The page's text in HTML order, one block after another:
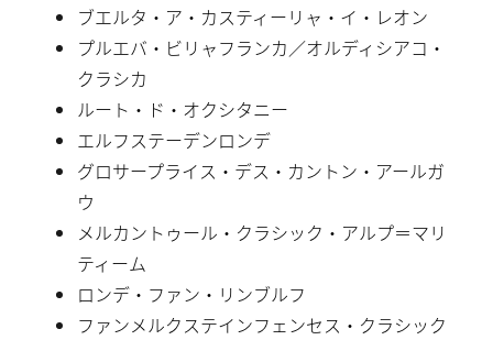
ブエルタ・ア・カスティーリャ・イ・レオン
プルエバ・ビリャフランカ／オルディシアコ・
クラシカ
ルート・ド・オクシタニー
エルフステーデンロンデ
グロサープライス・デス・カントン・アールガ
ウ
メルカントゥール・クラシック・アルプ＝マリ
ティーム
ロンデ・ファン・リンブルフ
ファンメルクステインフェンセス・クラシック